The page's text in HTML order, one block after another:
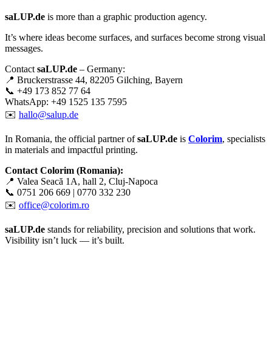
saLUP.de is more than a graphic production agency.
It’s where ideas become surfaces, and surfaces become strong visual
messages.
Contact saLUP.de – Germany:
📍 Bruckerstrasse 44, 82205 Gilching, Bayern
📞 +49 173 852 77 64
WhatsApp: +49 1525 135 7595
✉️ hallo@salup.de
In Romania, the official partner ofsaLUP.de is Colorim, specialists
in materials and impactful printing.
Contact Colorim (Romania):
📍 Valea Seacă 1A, hall 2, Cluj-Napoca
📞 0751 206 669 | 0770 332 230
✉️ office@colorim.ro
saLUP.de stands for reliability, precision and solutions that work.
Visibility isn’t luck — it’s built.